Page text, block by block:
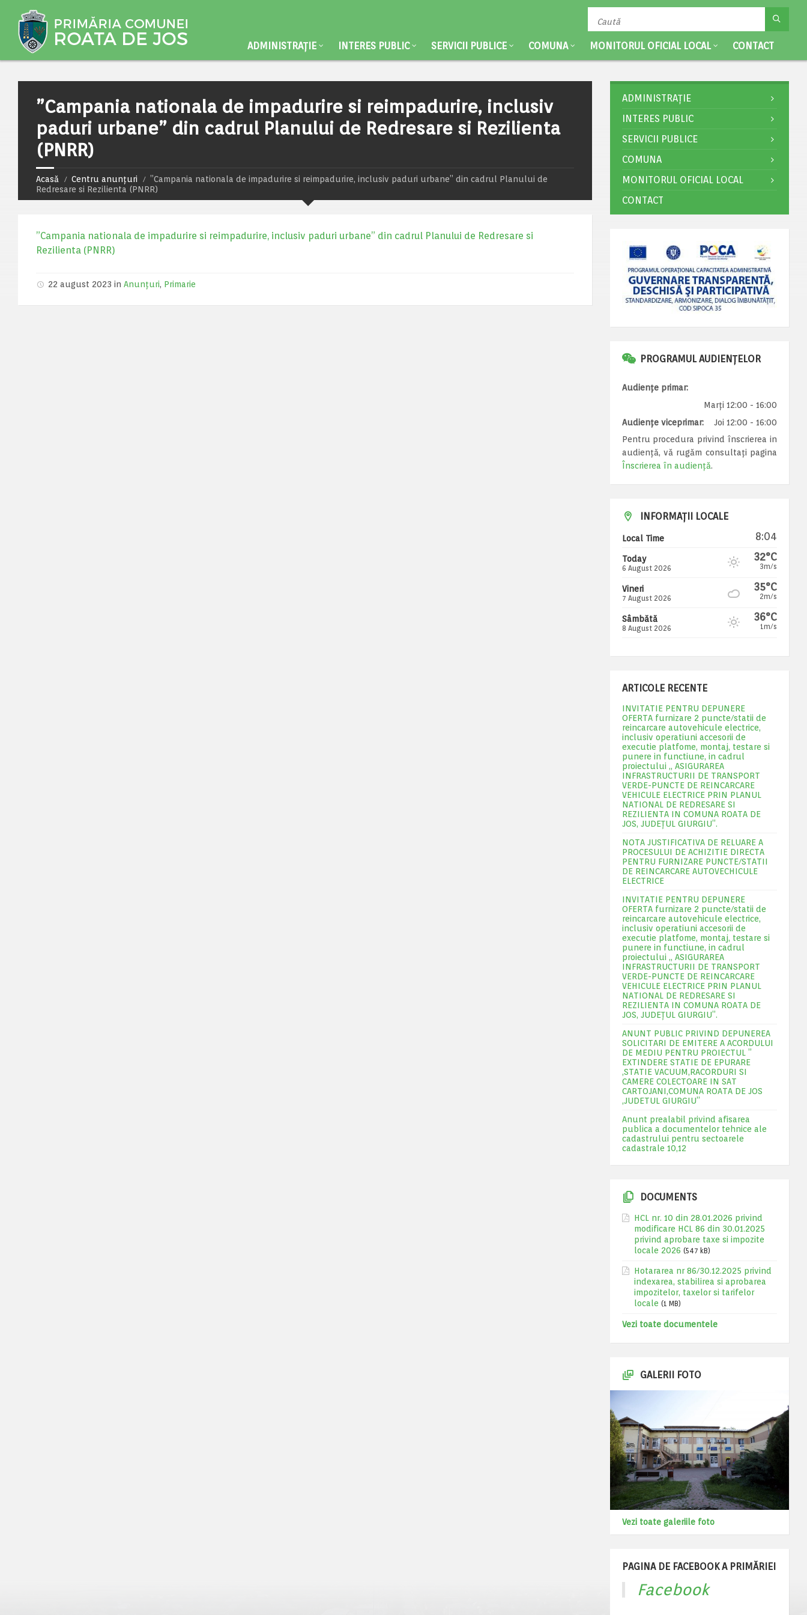
ADMINISTRAȚIE INTERES PUBLIC SERVICII PUBLICE COMUNA MONITORUL OFICIAL LOCAL CONTACT
”Campania nationala de impadurire si reimpadurire, inclusiv
paduri urbane” din cadrul Planului de Redresare si Rezilienta
(PNRR)
Acasă Centru anunțuri
”Campania nationala de impadurire si reimpadurire, inclusiv paduri urbane” din cadrul Planului de
Redresare si Rezilienta (PNRR)
”Campania nationala de impadurire si reimpadurire, inclusiv paduri urbane” din cadrul Planului de Redresare si
Rezilienta (PNRR)
22 august 2023 in Anunțuri, Primarie
ADMINISTRAȚIE
INTERES PUBLIC
SERVICII PUBLICE
COMUNA
MONITORUL OFICIAL LOCAL
CONTACT
PROGRAMUL AUDIENȚELOR
Audiențe primar:
Marți 12:00 - 16:00
Audiențe viceprimar:
Joi 12:00 - 16:00
Pentru procedura privind înscrierea in
audiență, vă rugăm consultați pagina
Înscrierea în audiență.
INFORMAȚII LOCALE
Local Time 8:04
Today
6 August 2026
32°C
3m/s
Vineri
7 August 2026
35°C
2m/s
Sâmbătă
8 August 2026
36°C
1m/s
ARTICOLE RECENTE
INVITATIE PENTRU DEPUNERE
OFERTA furnizare 2 puncte/statii de
reincarcare autovehicule electrice,
inclusiv operatiuni accesorii de
executie platfome, montaj, testare si
punere in functiune, in cadrul
proiectului „ ASIGURAREA
INFRASTRUCTURII DE TRANSPORT
VERDE-PUNCTE DE REINCARCARE
VEHICULE ELECTRICE PRIN PLANUL
NATIONAL DE REDRESARE SI
REZILIENTA IN COMUNA ROATA DE
JOS, JUDEŢUL GIURGIU”.
NOTA JUSTIFICATIVA DE RELUARE A
PROCESULUI DE ACHIZITIE DIRECTA
PENTRU FURNIZARE PUNCTE/STATII
DE REINCARCARE AUTOVECHICULE
ELECTRICE
INVITATIE PENTRU DEPUNERE
OFERTA furnizare 2 puncte/statii de
reincarcare autovehicule electrice,
inclusiv operatiuni accesorii de
executie platfome, montaj, testare si
punere in functiune, in cadrul
proiectului „ ASIGURAREA
INFRASTRUCTURII DE TRANSPORT
VERDE-PUNCTE DE REINCARCARE
VEHICULE ELECTRICE PRIN PLANUL
NATIONAL DE REDRESARE SI
REZILIENTA IN COMUNA ROATA DE
JOS, JUDEŢUL GIURGIU”.
ANUNT PUBLIC PRIVIND DEPUNEREA
SOLICITARI DE EMITERE A ACORDULUI
DE MEDIU PENTRU PROIECTUL ”
EXTINDERE STATIE DE EPURARE
,STATIE VACUUM,RACORDURI SI
CAMERE COLECTOARE IN SAT
CARTOJANI,COMUNA ROATA DE JOS
,JUDETUL GIURGIU”
Anunt prealabil privind afisarea
publica a documentelor tehnice ale
cadastrului pentru sectoarele
cadastrale 10,12
DOCUMENTS
HCL nr. 10 din 28.01.2026 privind
modificare HCL 86 din 30.01.2025
privind aprobare taxe si impozite
locale 2026 (547 kB)
Hotararea nr 86/30.12.2025 privind
indexarea, stabilirea si aprobarea
impozitelor, taxelor si tarifelor
locale (1 MB)
Vezi toate documentele
GALERII FOTO
Vezi toate galeriile foto
PAGINA DE FACEBOOK A PRIMĂRIEI
Facebook